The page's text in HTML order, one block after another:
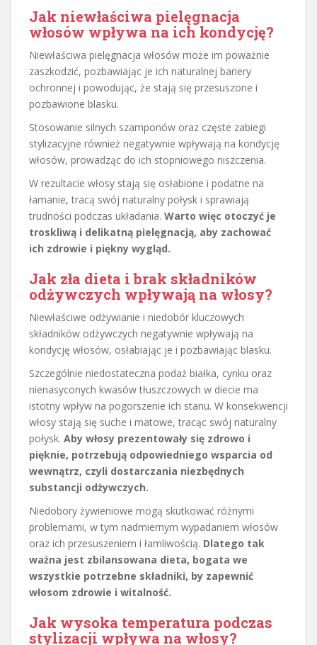
Jak niewłaściwa pielęgnacja
włosów wpływa na ich kondycję?
Niewłaściwa pielęgnacja włosów może im poważnie
zaszkodzić, pozbawiając je ich naturalnej bariery
ochronnej i powodując, że stają się przesuszone i
pozbawione blasku.
Stosowanie silnych szamponów oraz częste zabiegi
stylizacyjne również negatywnie wpływają na kondycję
włosów, prowadząc do ich stopniowego niszczenia.
W rezultacie włosy stają się osłabione i podatne na
łamanie, tracą swój naturalny połysk i sprawiają
trudności podczas układania. Warto więc otoczyć je
troskliwą i delikatną pielęgnacją, aby zachować
ich zdrowie i piękny wygląd.
Jak zła dieta i brak składników
odżywczych wpływają na włosy?
Niewłaściwe odżywianie i niedobór kluczowych
składników odżywczych negatywnie wpływają na
kondycję włosów, osłabiając je i pozbawiając blasku.
Szczególnie niedostateczna podaż białka, cynku oraz
nienasyconych kwasów tłuszczowych w diecie ma
istotny wpływ na pogorszenie ich stanu. W konsekwencji
włosy stają się suche i matowe, tracąc swój naturalny
połysk. Aby włosy prezentowały się zdrowo i
pięknie, potrzebują odpowiedniego wsparcia od
wewnątrz, czyli dostarczania niezbędnych
substancji odżywczych.
Niedobory żywieniowe mogą skutkować różnymi
problemami, w tym nadmiernym wypadaniem włosów
oraz ich przesuszeniem i łamliwością. Dlatego tak
ważna jest zbilansowana dieta, bogata we
wszystkie potrzebne składniki, by zapewnić
włosom zdrowie i witalność.
Jak wysoka temperatura podczas
stylizacji wpływa na włosy?